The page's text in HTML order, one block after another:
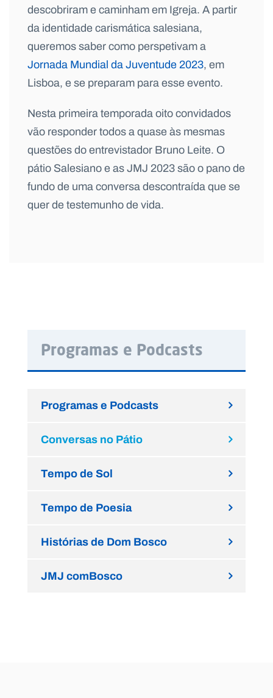
descobriram e caminham em Igreja. A partir
da identidade carismática salesiana,
queremos saber como perspetivam a
Jornada Mundial da Juventude 2023, em
Lisboa, e se preparam para esse evento.
Nesta primeira temporada oito convidados
vão responder todos a quase às mesmas
questões do entrevistador Bruno Leite. O
pátio Salesiano e as JMJ 2023 são o pano de
fundo de uma conversa descontraída que se
quer de testemunho de vida.
Programas e Podcasts
Programas e Podcasts
Conversas no Pátio
Tempo de Sol
Tempo de Poesia
Histórias de Dom Bosco
JMJ comBosco